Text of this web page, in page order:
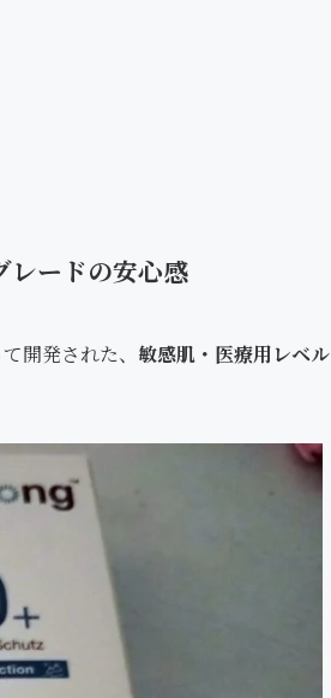
ードの安心感
開発された、 敏感肌・医療用レベル